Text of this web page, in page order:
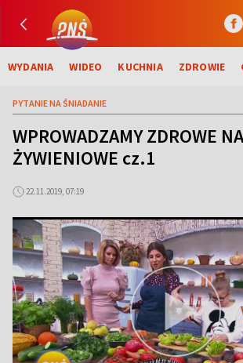
WYDANIA WIDEO KUCHNIA ZDROWIE
PYTANIE NA ŚNIADANIE
WPROWADZAMY ZDROWE
ŻYWIENIOWE cz.1
22.11.2019, 07:19